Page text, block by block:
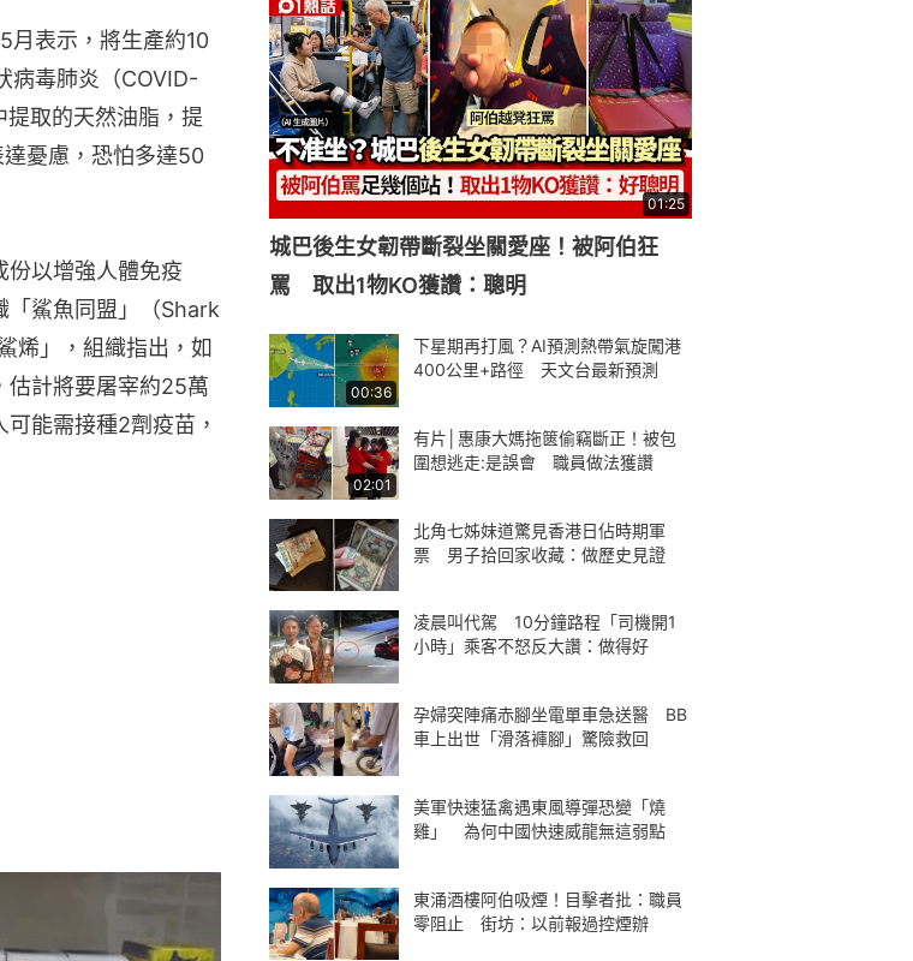
月表示，將生產約10
病毒肺炎（COVID-
取的天然油脂，提
憂慮，恐怕多達50
份以增強人體免疫
「鯊魚同盟」（Shark
烯」，組織指出，如
估計將要屠宰約25萬
能需接種2劑疫苗，
01:25
城巴後生女韌帶斷裂坐關愛座！被阿伯狂
罵 取出1物KO獲讚：聰明
00:36
下星期再打風？AI預測熱帶氣旋闖港
400公里+路徑 天文台最新預測
02:01
有片│惠康大媽拖篋偷竊斷正！被包
圍想逃走:是誤會 職員做法獲讚
北角七姊妹道驚見香港日佔時期軍
票 男子拾回家收藏：做歷史見證
凌晨叫代駕 10分鐘路程「司機開1
小時」乘客不怒反大讚：做得好
孕婦突陣痛赤腳坐電單車急送醫 BB
車上出世「滑落褲腳」驚險救回
美軍快速猛禽遇東風導彈恐變「燒
雞」 為何中國快速威龍無這弱點
東涌酒樓阿伯吸煙！目擊者批：職員
零阻止 街坊：以前報過控煙辦